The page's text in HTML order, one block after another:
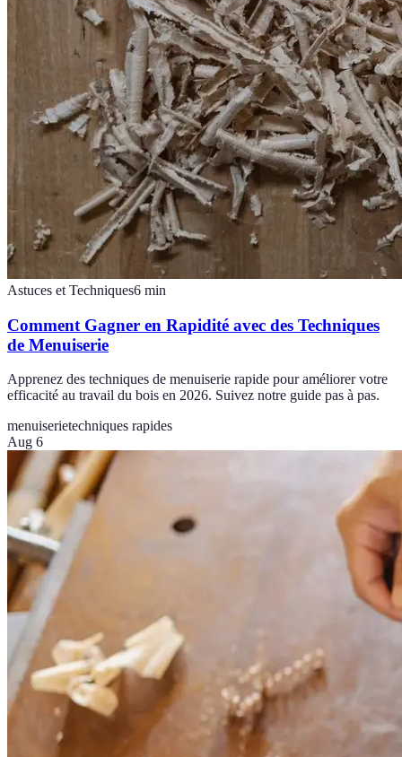
Astuces et Techniques6 min
Comment Gagner en Rapidité avec des Techniques
de Menuiserie
Apprenez des techniques de menuiserie rapide pour améliorer votre
efficacité au travail du bois en 2026. Suivez notre guide pas à pas.
menuiserietechniques rapides
Aug 6